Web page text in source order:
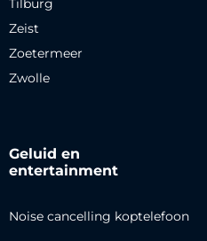
Tilburg
Zeist
Zoetermeer
Zwolle
Geluid en
entertainment
Noise cancelling koptelefoon